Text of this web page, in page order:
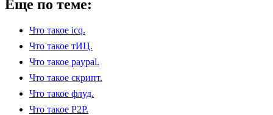
Еще по теме:
Что такое icq.
Что такое тИЦ.
Что такое paypal.
Что такое скрипт.
Что такое флуд.
Что такое P2P.